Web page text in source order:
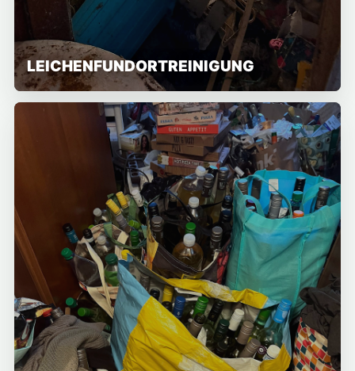
LEICHENFUNDORTREINIGUNG